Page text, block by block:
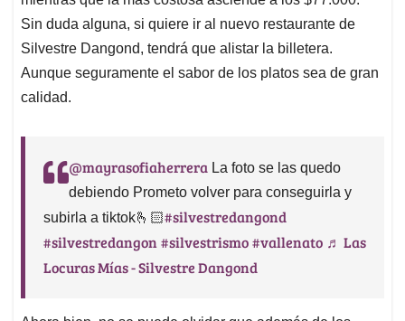
Sin duda alguna, si quiere ir al nuevo restaurante de
Silvestre Dangond, tendrá que alistar la billetera.
Aunque seguramente el sabor de los platos sea de gran
calidad.
@mayrasofiaherrera La foto se las quedo
debiendo Prometo volver para conseguirla y
subirla a tiktok🫰🏻#silvestredangond
#silvestredangon #silvestrismo#vallenato ♬ Las
Locuras Mías - Silvestre Dangond